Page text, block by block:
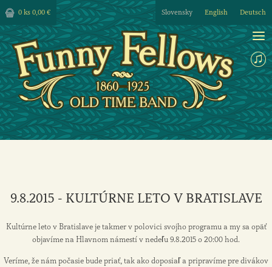
0 ks 0,00 € Slovensky English Deutsch
9.8.2015 - KULTÚRNE LETO V BRATISLAVE
Kultúrne leto v Bratislave je takmer v polovici svojho programu a my sa opäť
objavíme na Hlavnom námestí v nedeľu 9.8.2015 o 20:00 hod.
Veríme, že nám počasie bude priať, tak ako doposiaľ a pripravíme pre divákov